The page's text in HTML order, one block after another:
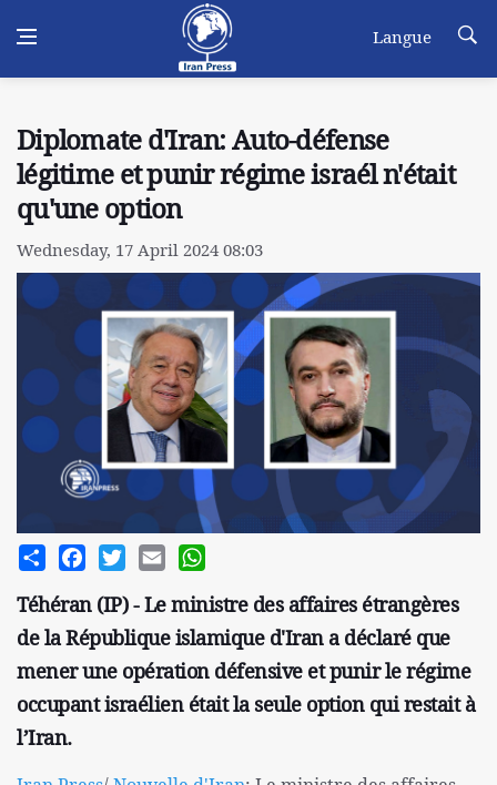
Langue
Diplomate d'Iran: Auto-défense
légitime et punir régime israél n'était
qu'une option
Wednesday, 17 April 2024 08:03
Share FacebookTwitterEmail
Téhéran (IP) - Le ministre des affaires étrangères
de la République islamique d'Iran a déclaré que
mener une opération défensive et punir le régime
occupant israélien était la seule option qui restait à
l’Iran.